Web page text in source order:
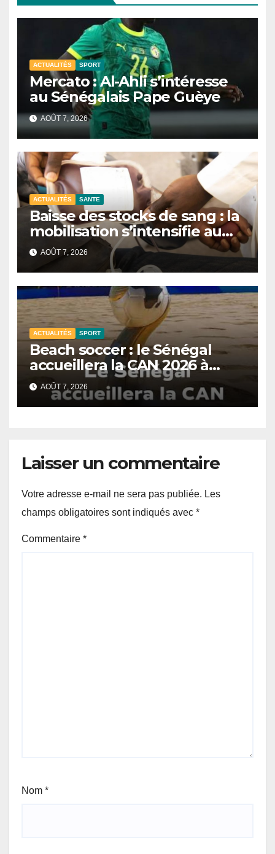
ACTUALITÉS SPORT
Mercato : Al-Ahli s’intéresse
au Sénégalais Pape Guèye
AOÛT 7, 2026
ACTUALITÉS SANTE
Baisse des stocks de sang : la
mobilisation s’intensifie au
CNTS de Dakar.
AOÛT 7, 2026
ACTUALITÉS SPORT
Beach soccer : le Sénégal
accueillera la CAN 2026 à
Dakar.
AOÛT 7, 2026
Laisser un commentaire
Votre adresse e-mail ne sera pas publiée. Les
champs obligatoires sont indiqués avec *
Commentaire *
Nom *